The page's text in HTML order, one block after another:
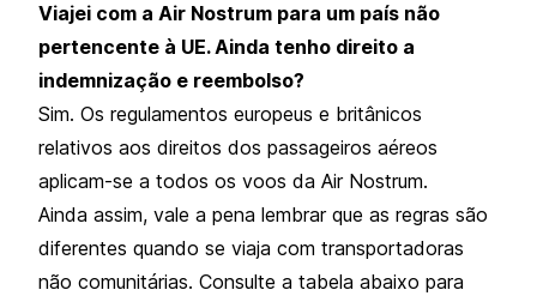
Viajei com a Air Nostrum para um país não
pertencente à UE. Ainda tenho direito a
indemnização e reembolso?
Sim. Os regulamentos europeus e britânicos
relativos aos direitos dos passageiros aéreos
aplicam-se a todos os voos da Air Nostrum.
Ainda assim, vale a pena lembrar que as regras são
diferentes quando se viaja com transportadoras
não comunitárias. Consulte a tabela abaixo para